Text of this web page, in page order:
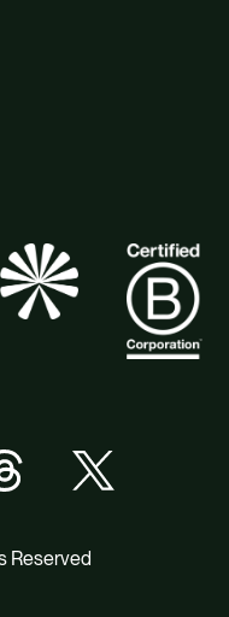
Reserved